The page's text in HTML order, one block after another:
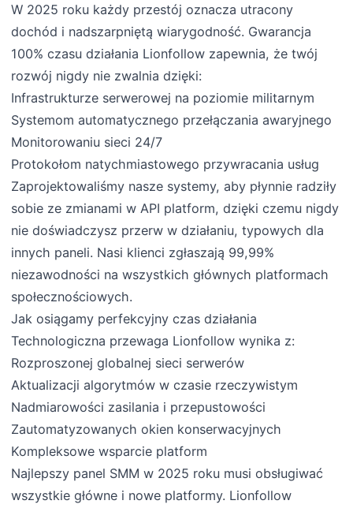
W 2025 roku każdy przestój oznacza utracony
dochód i nadszarpniętą wiarygodność. Gwarancja
100% czasu działania Lionfollow zapewnia, że twój
rozwój nigdy nie zwalnia dzięki:
Infrastrukturze serwerowej na poziomie militarnym
Systemom automatycznego przełączania awaryjnego
Monitorowaniu sieci 24/7
Protokołom natychmiastowego przywracania usług
Zaprojektowaliśmy nasze systemy, aby płynnie radziły
sobie ze zmianami w API platform, dzięki czemu nigdy
nie doświadczysz przerw w działaniu, typowych dla
innych paneli. Nasi klienci zgłaszają 99,99%
niezawodności na wszystkich głównych platformach
społecznościowych.
Jak osiągamy perfekcyjny czas działania
Technologiczna przewaga Lionfollow wynika z:
Rozproszonej globalnej sieci serwerów
Aktualizacji algorytmów w czasie rzeczywistym
Nadmiarowości zasilania i przepustowości
Zautomatyzowanych okien konserwacyjnych
Kompleksowe wsparcie platform
Najlepszy panel SMM w 2025 roku musi obsługiwać
wszystkie główne i nowe platformy. Lionfollow